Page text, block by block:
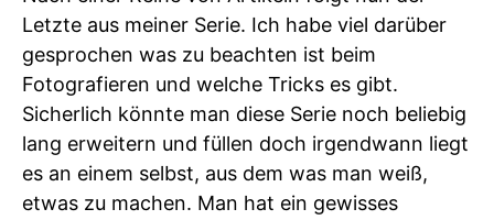
Letzte aus meiner Serie. Ich habe viel darüber
gesprochen was zu beachten ist beim
Fotografieren und welche Tricks es gibt.
Sicherlich könnte man diese Serie noch beliebig
lang erweitern und füllen doch irgendwann liegt
es an einem selbst, aus dem was man weiß,
etwas zu machen. Man hat ein gewisses